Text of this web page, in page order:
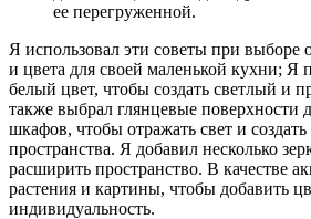
ее перегруженной.
Я использовал эти советы при выборе
и цвета для своей маленькой кухни; Я
белый цвет, чтобы создать светлый и
также выбрал глянцевые поверхности
шкафов, чтобы отражать свет и
пространства. Я добавил несколько
расширить пространство. В качестве
растения и картины, чтобы добавить
индивидуальность.